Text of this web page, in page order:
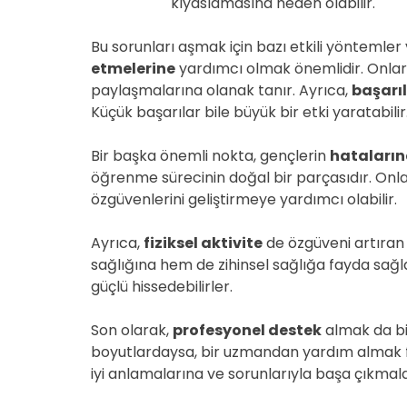
Bu sorunları aşmak için bazı etkili
etmelerineyardımcı olmak önemlidir.
paylaşmalarına olanak tanır. Ayrıca,
Küçük başarılar bile büyük bir etki
Bir başka önemli nokta, gençlerin
öğrenme sürecinin doğal bir parçasıdır.
özgüvenlerini geliştirmeye yardımcı olabilir.
Ayrıca, fiziksel aktivitede özgüveni
sağlığına hem de zihinsel sağlığa fayda
güçlü hissedebilirler.
Son olarak, profesyonel destekalmak da
boyutlardaysa, bir uzmandan yardım
iyi anlamalarına ve sorunlarıyla başa